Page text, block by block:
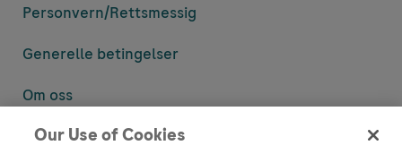
Personvern/Rettsmessig
Generelle betingelser
Om oss
Denne nettsiden inneholder informasjon som er målsatt til en stor
Our Use of Cookies